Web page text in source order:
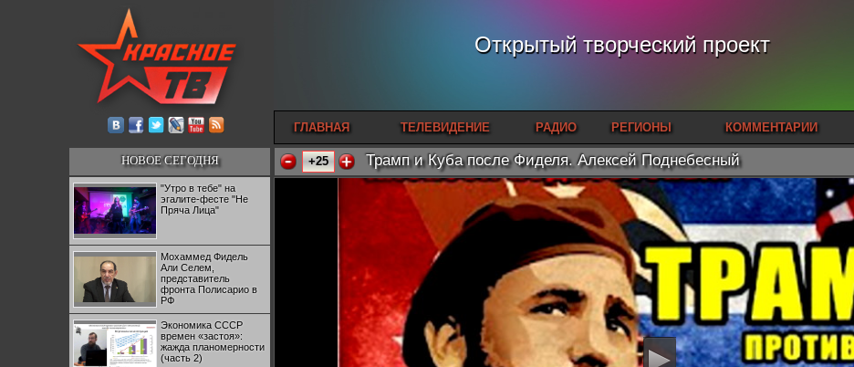
Открытый творческий проект
ГЛАВНАЯ ТЕЛЕВИДЕНИЕ РАДИО РЕГИОНЫ КОММЕНТАРИИ
НОВОЕ СЕГОДНЯ
"Утро в тебе" на
эгалите-фесте "Не
Пряча Лица"
Мохаммед Фидель
Али Селем,
представитель
фронта Полисарио в
РФ
Экономика СССР
времен «застоя»:
жажда планомерности
(часть 2)
+25 Трамп и Куба после Фиделя. Алексей Поднебесный